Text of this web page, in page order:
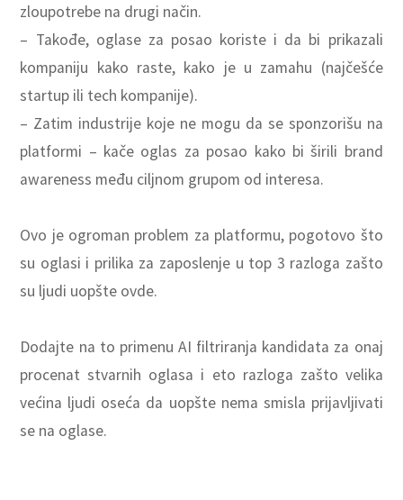
zloupotrebe na drugi način.
– Takođe, oglase za posao koriste i da bi prikazali
kompaniju kako raste, kako je u zamahu (najčešće
startup ili tech kompanije).
– Zatim industrije koje ne mogu da se sponzorišu na
platformi – kače oglas za posao kako bi širili brand
awareness među ciljnom grupom od interesa.
Ovo je ogroman problem za platformu, pogotovo što
su oglasi i prilika za zaposlenje u top 3 razloga zašto
su ljudi uopšte ovde.
Dodajte na to primenu AI filtriranja kandidata za onaj
procenat stvarnih oglasa i eto razloga zašto velika
većina ljudi oseća da uopšte nema smisla prijavljivati
se na oglase.